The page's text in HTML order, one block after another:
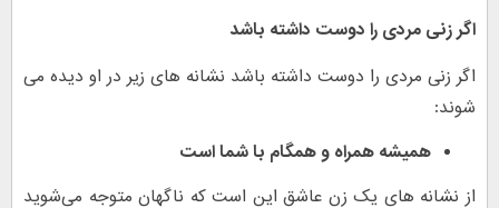
اگر زنی مردی را دوست داشته باشد
اگر زنی مردی را دوست داشته باشد نشانه های زیر در او دیده می
شوند:
همیشه همراه و همگام با شما است
از نشانه های یک زن عاشق این است که ناگهان متوجه می‌شوید